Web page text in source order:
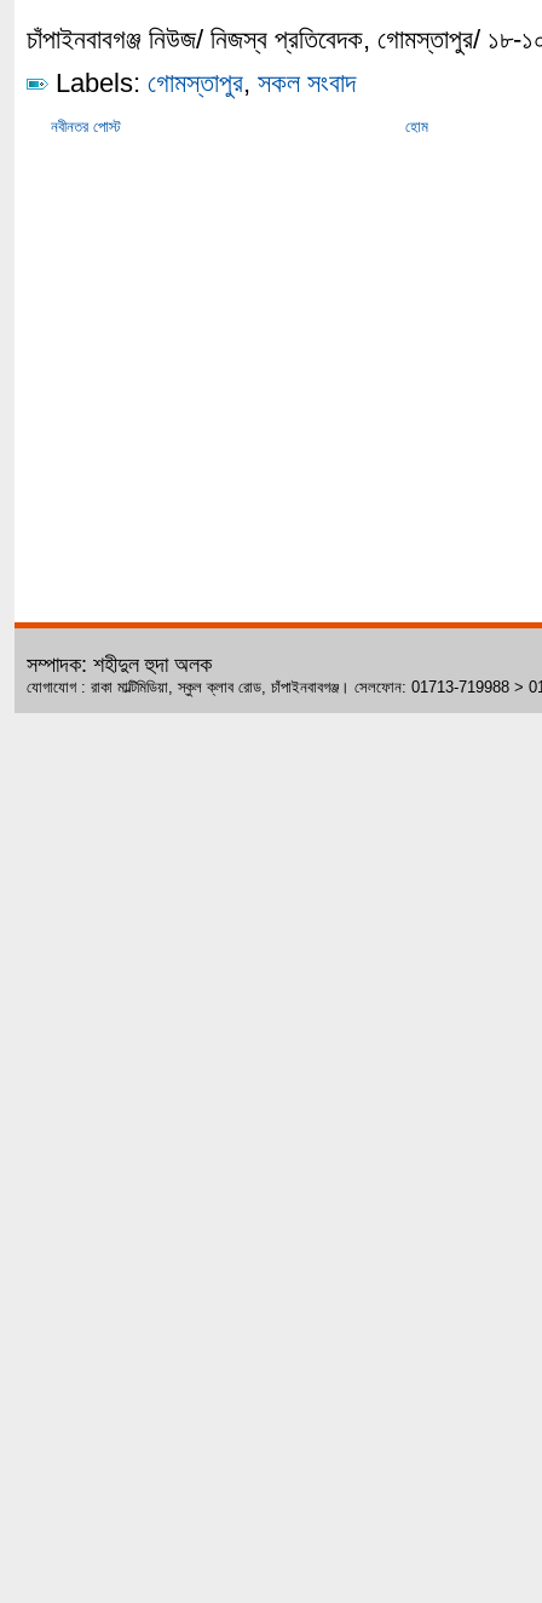
চাঁপাইনবাবগঞ্জ নিউজ/ নিজস্ব প্রতিবেদক, গোমস্তাপুর/ ১৮-
Labels: গোমস্তাপুর, সকল সংবাদ
নবীনতর পোস্ট হোম
সম্পাদক: শহীদুল হুদা অলক
যোগাযোগ : রাকা মাল্টিমিডিয়া, স্কুল ক্লাব রোড, চাঁপাইনবাবগঞ্জ। সেলফোন: 01713-